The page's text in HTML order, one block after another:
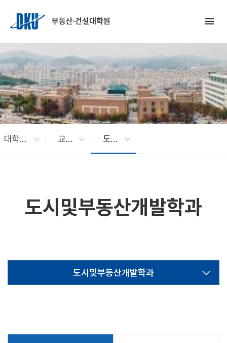
부동산·건설대학원
menu
대학원 소개 교수 소개 도시및부동산개발학과
도시및부동산개발학과
도시및부동산개발학과